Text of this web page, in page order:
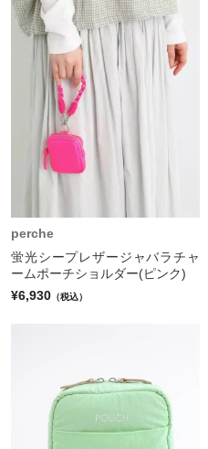
perche
蛍光シープレザージャバラチャ
ームポーチショルダー(ピンク)
¥6,930 （税込）